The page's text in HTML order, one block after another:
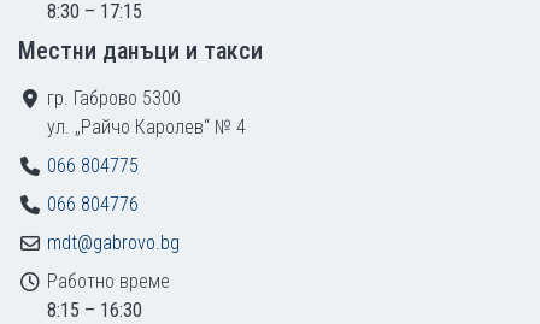
8:30 – 17:15
Местни данъци и такси
гр. Габрово 5300
ул. „Райчо Каролев“ № 4
066 804775
066 804776
mdt@gabrovo.bg
Работно време
8:15 – 16:30